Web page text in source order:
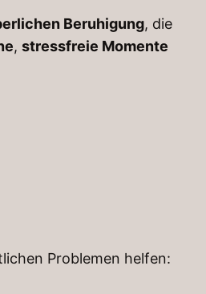
Beruhigung, die
, stressfreie Momente
Problemen helfen: